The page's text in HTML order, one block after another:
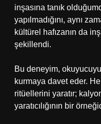
inşasına tanık
yapılmadığını, aynı
kültürel hafızanın da
şekillendi.
Bu deneyim,
kurmaya davet eder.
ritüellerini yaratır;
yaratıcılığının bir